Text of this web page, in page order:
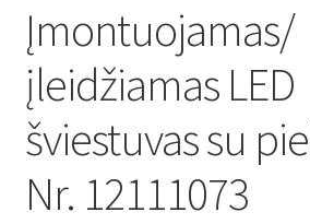
Kontaktai
Krepšelis
Parduotuvė
Paskyra
Įmontuojamas/
įleidžiamas LED
šviestuvas su
Nr. 12111073